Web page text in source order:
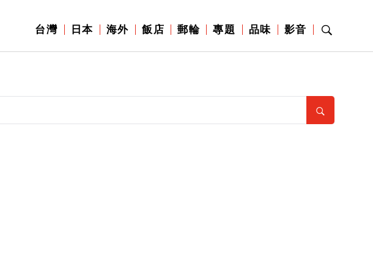
台灣 日本 海外 飯店 郵輪 專題 品味 影音